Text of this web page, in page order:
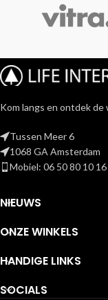
Kom langs en ontdek
Tussen Meer 6
1068 GA Amsterdam
Mobiel: 06 50 80 10 16
NIEUWS
ONZE WINKELS
HANDIGE LINKS
SOCIALS